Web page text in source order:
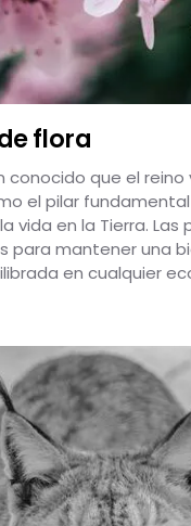
flora
conocido que el
el pilar
vida en la Tierra. Las
para mantener una
en cualquier